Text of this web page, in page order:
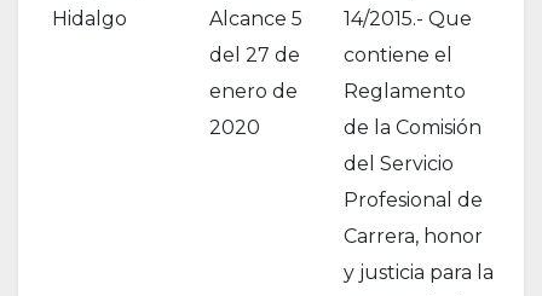
Hidalgo
Alcance 5
del 27 de
enero de
2020
14/2015.- Que
contiene el
Reglamento
de la Comisión
del Servicio
Profesional de
Carrera, honor
y justicia para la